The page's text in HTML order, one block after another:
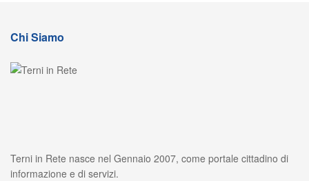
Chi Siamo
Terni in Rete nasce nel Gennaio 2007, come portale cittadino di
informazione e di servizi.